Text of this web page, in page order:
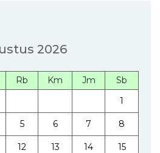
2026
Rb Km Jm
Sb
1
5 6 7 8
12 13 14 15